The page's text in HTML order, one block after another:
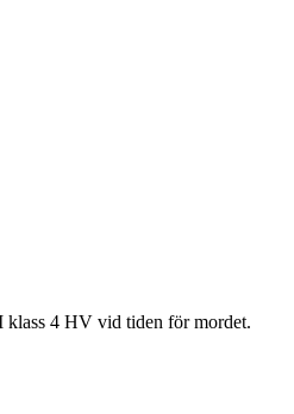
klass 4 HV vid tiden för mordet.